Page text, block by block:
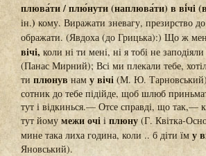
плюва́ти / плю́нути (наплюва́ти) в ві́чі
ін.)кому. Виражати зневагу, презирство до
ображати. (Явдоха (до Грицька):) Що ж
вічі, коли ні ти мені, ні я тобі не
(Панас Мирний); Всі ми плекали тебе,
ти плюнув наму вічі(М. Ю.
сотник до тебе підійде, щоб шлюб
тут і відкинься.— Отсе справді, що так,—
тут йому межи очіі плюну (Г. Квітка-
мине така лиха година, коли .. б діти їм у
Яновський).